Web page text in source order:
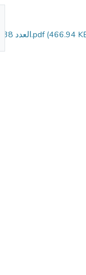
العدد 238 تابع ج - مؤمن.pdf(466.94